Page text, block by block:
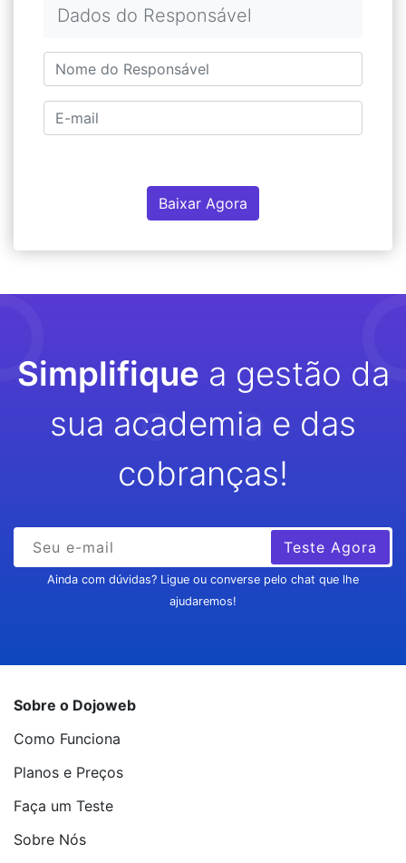
Dados do Responsável
Baixar Agora
Simplifique a gestão da
sua academia e das
cobranças!
Teste Agora
Ainda com dúvidas? Ligue ou converse pelo chat que lhe
ajudaremos!
Sobre o Dojoweb
Como Funciona
Planos e Preços
Faça um Teste
Sobre Nós